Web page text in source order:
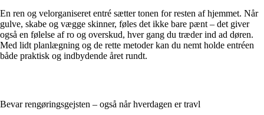
En ren og velorganiseret entré sætter tonen for resten af hjemmet. Når
gulve, skabe og vægge skinner, føles det ikke bare pænt – det giver
også en følelse af ro og overskud, hver gang du træder ind ad døren.
Med lidt planlægning og de rette metoder kan du nemt holde entréen
både praktisk og indbydende året rundt.
Bevar rengøringsgejsten – også når hverdagen er travl